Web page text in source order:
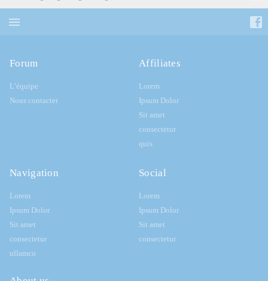
Forum
L’équipe
Nous contacter
Affiliates
Lorem
Ipsum Dolor
Sit amet
consectetur
quis
Navigation
Lorem
Ipsum Dolor
Sit amet
consectetur
ullamco
Social
Lorem
Ipsum Dolor
Sit amet
consectetur